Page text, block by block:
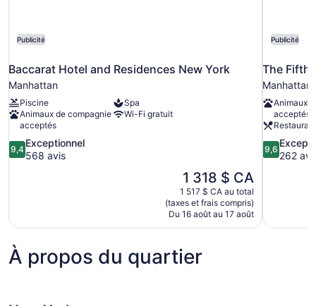
Publicité
Baccarat Hotel and Residences New York
Manhattan
Piscine
Spa
Animaux de compagnie
acceptés
Wi-Fi gratuit
9.4
sur
9,4
Exceptionnel
568 avis
Le
prix
est
de
1 318 $ CA
1 318 $ CA
1 517 $ CA au total
(taxes et frais compris)
Du 16 août au 17 août
Publicité
The Fifth
Manhattan
Animaux
acceptés
Restaurant
9.6
sur
9,6
262
À propos du quartier